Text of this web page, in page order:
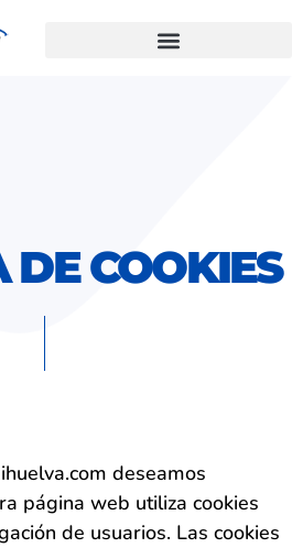
DECOOKIES
deseamos
página web utiliza cookies
de usuarios. Las cookies